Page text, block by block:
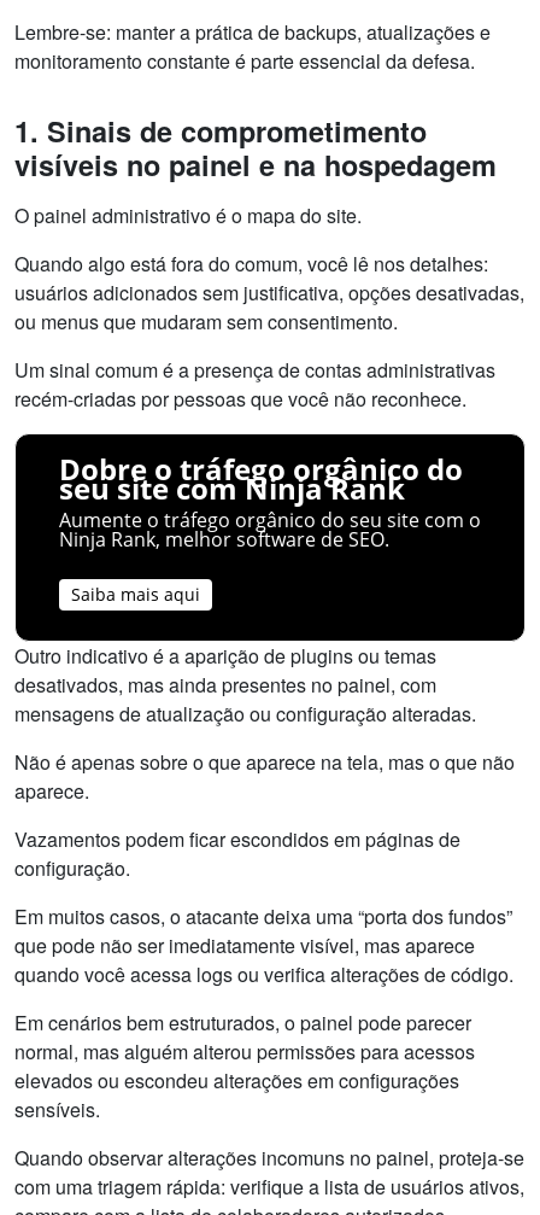
Lembre-se: manter a prática de backups, atualizações e
monitoramento constante é parte essencial da defesa.
1. Sinais de comprometimento
visíveis no painel e na hospedagem
O painel administrativo é o mapa do site.
Quando algo está fora do comum, você lê nos detalhes:
usuários adicionados sem justificativa, opções desativadas,
ou menus que mudaram sem consentimento.
Um sinal comum é a presença de contas administrativas
recém-criadas por pessoas que você não reconhece.
Dobre o tráfego orgânico do
seu site com Ninja Rank
Aumente o tráfego orgânico do seu site com o
Ninja Rank, melhor software de SEO.
Saiba mais aqui
Outro indicativo é a aparição de plugins ou temas
desativados, mas ainda presentes no painel, com
mensagens de atualização ou configuração alteradas.
Não é apenas sobre o que aparece na tela, mas o que não
aparece.
Vazamentos podem ficar escondidos em páginas de
configuração.
Em muitos casos, o atacante deixa uma “porta dos fundos”
que pode não ser imediatamente visível, mas aparece
quando você acessa logs ou verifica alterações de código.
Em cenários bem estruturados, o painel pode parecer
normal, mas alguém alterou permissões para acessos
elevados ou escondeu alterações em configurações
sensíveis.
Quando observar alterações incomuns no painel, proteja-se
com uma triagem rápida: verifique a lista de usuários ativos,